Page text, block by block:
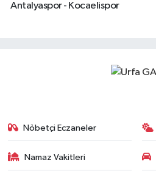
Antalyaspor - Kocaelispor
Nöbetçi Eczaneler
Namaz Vakitleri